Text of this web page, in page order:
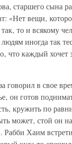
старшего сына
«Нет вещи‚
то и всякому
иногда так
что каждый хочет
говорил в свое
он готов
кружить по
может‚ стой он
Рабби Хаим